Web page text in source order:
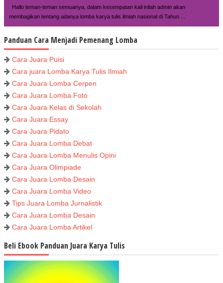
Hallo teman-teman semuanya, dalam kesempatan kali inilah admin akan
membagikan tentang adanya lomba karya tulis ilmiah nasional di Tahun ...
Panduan Cara Menjadi Pemenang Lomba
Cara Juara Puisi
Cara juara Lomba Karya Tulis Ilmiah
Cara Juara Lomba Cerpen
Cara Juara Lomba Foto
Cara Juara Kelas di Sekolah
Cara Juara Essay
Cara Juara Pidato
Cara Juara Lomba Debat
Cara Juara Lomba Menulis Opini
Cara Juara Olimpiade
Cara Juara Lomba Desain
Cara Juara Lomba Video
Tips Juara Lomba Jurnalistik
Cara Juara Lomba Desain
Cara Juara Lomba Artikel
Beli Ebook Panduan Juara Karya Tulis